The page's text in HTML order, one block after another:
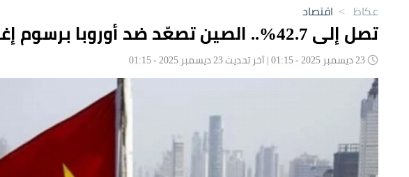
عكاظ > اقتصاد
تصل إلى 42.7%.. الصين تصعّد ضد أوروبا برسوم إغراق على الألبان